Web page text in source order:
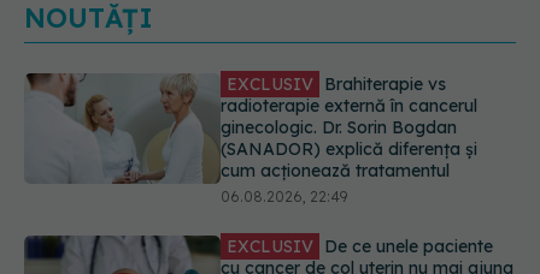
NOUTĂȚI
EXCLUSIV De ce unele paciente
cu cancer de col uterin nu mai ajung
la operație. Dr. Sorin Bogdan
(SANADOR): Intervenția
chirurgicală, doar în situații
particulare
06.08.2026, 20:45